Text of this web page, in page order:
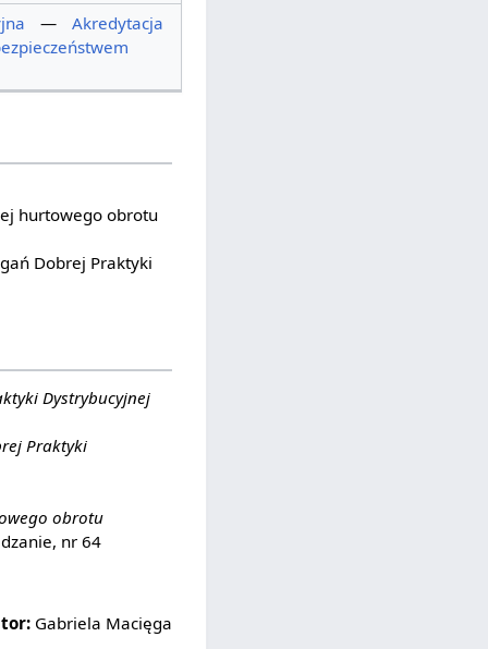
—
Akredytacja
hurtowego obrotu
Dobrej Praktyki
Dystrybucyjnej
Praktyki
obrotu
nr 64
Gabriela Macięga